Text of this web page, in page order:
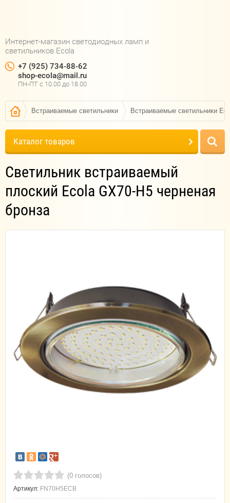
Интернет-магазин светодиодных ламп и
светильников Ecola
+7 (925) 734-88-62
shop-ecola@mail.ru
ПН-ПТ c 10.00 до 18.00
Встраиваемые светильники Встраиваемые светильники
Каталог товаров
Светильник встраиваемый
плоский Ecola GX70-H5 черненая
бронза
(0 голосов)
Артикул: FN70H5ECB